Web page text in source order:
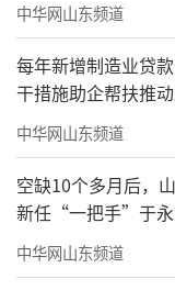
中华网山东频道
每年新增制造业贷
干措施助企帮扶推
中华网山东频道
空缺10个多月后，
新任“一把手”于
中华网山东频道